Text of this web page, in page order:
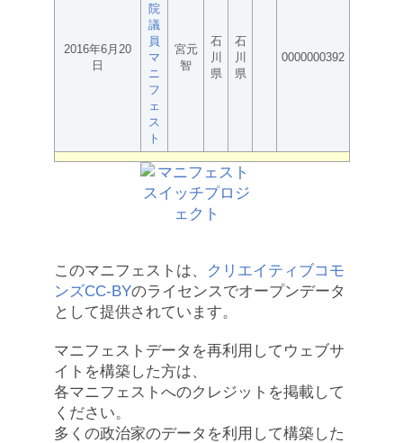
2016年6月20
日
院
議
員
マ
ニ
フ
ェ
ス
ト
宮元
智
石
川
県
石
川
県
0000000392
このマニフェストは、
クリエイティブコモ
ンズCC-BYのライセンスでオープンデータ
として提供されています。
マニフェストデータを再利用してウェブサ
イトを構築した方は、
各マニフェストへのクレジットを掲載して
ください。
多くの政治家のデータを利用して構築した